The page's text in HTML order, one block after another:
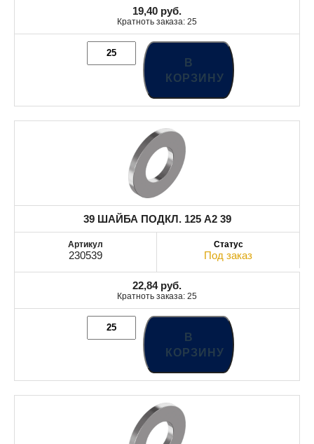
19,40 руб.
Кратноть заказа: 25
В
КОРЗИНУ
39 ШАЙБА ПОДКЛ. 125 A2 39
230539 Под заказ
22,84 руб.
Кратноть заказа: 25
В
КОРЗИНУ